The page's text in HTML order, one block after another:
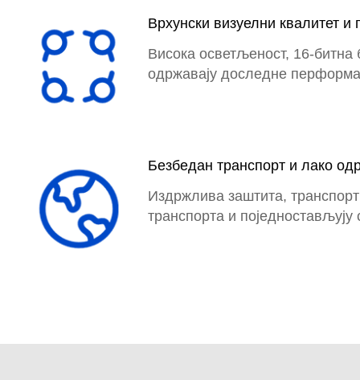
Врхунски визуелни квалитет и
Висока осветљеност, 16-битна
одржавају доследне
Безбедан транспорт и лако
Издржлива заштита,
транспорта и